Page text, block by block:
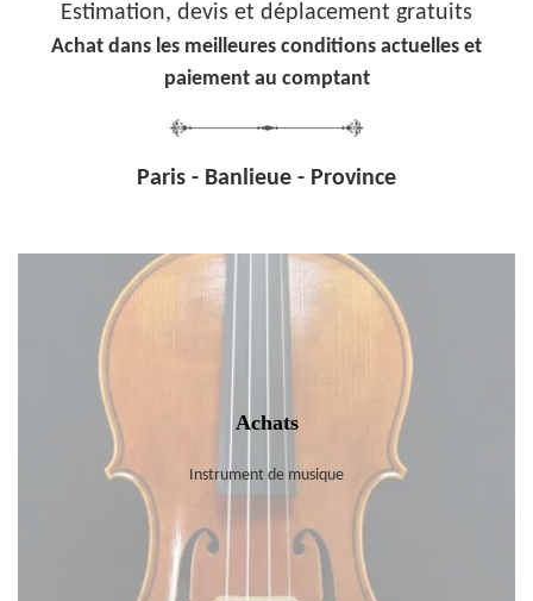
Estimation, devis et déplacement gratuits
Achat dans les meilleures conditions actuelles et
paiement au comptant
Paris - Banlieue - Province
Achats
Instrument de musique